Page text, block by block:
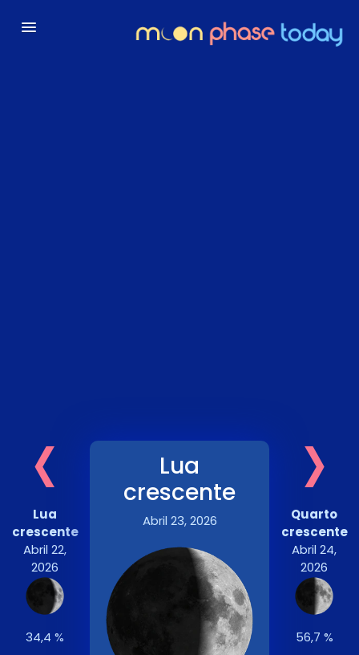
‹
Lua
crescente
Abril 22,
2026
34,4 %
Lua
crescente
Abril 23, 2026 ›
Quarto
crescente
Abril 24,
2026
56,7 %